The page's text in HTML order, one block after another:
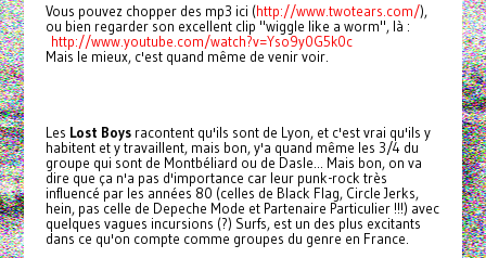
Vous pouvez chopper des mp3 ici (http://www.twotears.com/),
ou bien regarder son excellent clip "wiggle like a worm", là :
http://www.youtube.com/watch?v=Yso9y0G5k0c
Mais le mieux, c'est quand même de venir voir.
Les Lost Boysracontent qu'ils sont de Lyon, et c'est vrai qu'ils y
habitent et y travaillent, mais bon, y'a quand même les 3/4 du
groupe qui sont de Montbéliard ou de Dasle... Mais bon, on va
dire que ça n'a pas d'importance car leur punk-rock très
influencé par les années 80 (celles de Black Flag, Circle Jerks,
hein, pas celle de Depeche Mode et Partenaire Particulier !!!) avec
quelques vagues incursions (?) Surfs, est un des plus excitants
dans ce qu'on compte comme groupes du genre en France.